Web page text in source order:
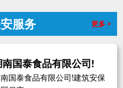
服务 更多 >
国泰食品有限公司!
国泰食品有限公司!建筑安保